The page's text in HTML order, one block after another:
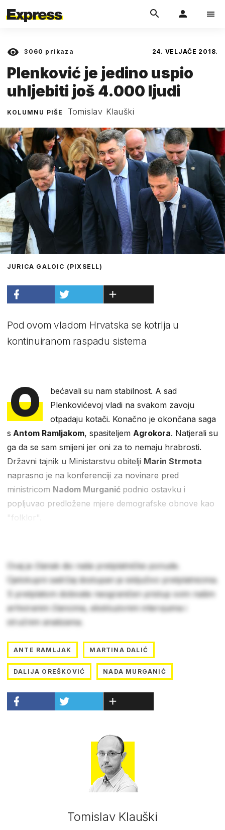
3060 prikaza 24. VELJAČE 2018.
Plenković je jedino uspio
uhljebiti još 4.000 ljudi
KOLUMNU PIŠE Tomislav Klauški
JURICA GALOIC (PIXSELL)
Pod ovom vladom Hrvatska se kotrlja u
kontinuiranom raspadu sistema
O
bećavali su nam stabilnost. A sad
Plenkovićevoj vladi na svakom zavoju
otpadaju kotači. Konačno je okončana saga
s Antom Ramljakom, spasiteljem Agrokora. Natjerali su
ga da se sam smijeni jer oni za to nemaju hrabrosti.
Državni tajnik u Ministarstvu obitelji Marin Strmota
naprasno je na konferenciji za novinare pred
ministricom Nadom Murganić podnio ostavku i
popljuvao predložene mjere demografske obnove kao
"folklor".
Ovaj je članak dio naše pretplatničke ponude.
Cjelokupni sadržaj dostupan je isključivo pretplatnicima.
S pretplatom dobivate neograničen pristup svim našim
arhiviranim člancima, ekskluzivnim intervjuima i
stručnim analizama.
ANTE RAMLJAK MARTINA DALIĆ
DALIJA OREŠKOVIĆ NADA MURGANIĆ
Tomislav Klauški